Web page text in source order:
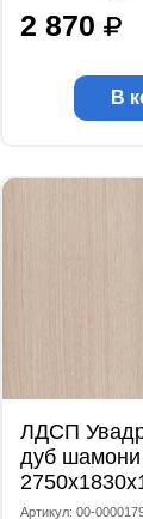
2 870
В
ЛДСП
дуб шамони
Артикул: 00-